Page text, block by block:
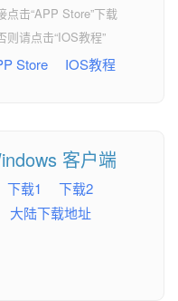
点击“APP Store”下载
则请点击“IOS教程”
Store IOS教程
客户端
下载1
下载2
大陆下载地址